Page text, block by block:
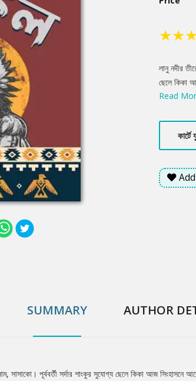
★★
লানু নদীর
ছেলে কিকা
অভিষেকের
শ্বাসরুদ্ধকর
Read
SUMMARY AUTHOR
সাসাকো। পূর্ববর্তী সর্দার শাংকুর সুযোগ্য ছেলে কিকা আজ